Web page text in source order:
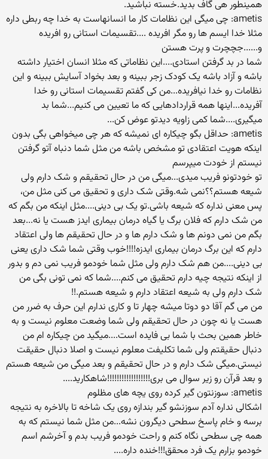
همینطور هی گاف بدید.خسته نباشید.
ametis: چی میگی این نظامات کار ما انسانهاست به خدا چه ربطی داره
مثلا خدا ایسم ها رو مگر افریده ....تقسیمات استانی رو افریده
و......جچچرت و پرت هستن
شما در بد گرفتن استادی....این نظاماتی که مثلا انسان اختیار داشته
باشه و آزاد باشه یک کودک زجر ببینه و بعد بخواد آسایش ببینه و این
نظامات رو خدا نیافریده...من کی گفتم تقسیمات استانی رو خدا
آفریده...اینها همه قراردادهایی که ما تعیین می کنیم...شما بد
میگیری....شما کمی زاویه دیدتو عوض کن...
ametis: حداقل بگو چیکاره ای نمیشه که هر چی میخواهی بگی بدون
اینکه هویت اعتقادی تو مشخص باشه من مثل شما دنباه آتو گرفتن
نیستم از خودت میپرسم
تو خودتونو فریب میدی...میگی من در حال تحقیقم و شک دارم ولی
شیعه هستم؟؟نمی شه.وقتی شک داری و تحقیق می کنی مثل من،
پس معنی نداره که شیعه باشی.تو یک بی دینی....مثل اینکه من بگم که
من شک دارم که فلان برگ یا گیاه درمان بیماری ایدز هست یا نه...بعد
بگم من نمی دونم ها و شک دارم ها و در حال تحقیقم ها ولی اعتقاد
دارم که این برگ درمان بیماری ایدزه!!!!خوب وقتی شما شک داری یعنی
بی دینی....من هم شک دارم ولی مثل شما خودمو فریب نمی دم و بدور
از اینکه نتیجه چیه دارم تحقیق می کنم....شما که نمی تونی بگی من
شک دارم ولی به شیعه اعتقاد دارم و شیعه هستم.!!
من می گم آقا دو دوتا میشه چهار تا و کاری ندارم این حرف به ضرر من
هست یا نه چون در حال تحقیقم ولی شما وضعت معلوم نیست و به
خاطر همین بحث با شما بی فایده است....میگید من چیکاره ام من
دنبال حقیقتم ولی شما تکلیفت معلوم نیست و اصلا دنبال حقیقت
نیستی.میگی شک دارم و در حال تحقیقم و بعد میگی من شیعه هستم
و بعد قرآن رو زیر سوال می بری!!!!!!!!!!!!!!!!!!شاهکارید....
ametis: سوزنتون گیر کرده روی یچه های مظلوم
اشکالی نداره آدم سوزنشو گیر بندازه روی یک شاخه تا بالاخره به نتیجه
برسه و خام پاسخ سطحی دیگرون نشه...من مثل شما نیستم که به
همه چی سطحی نگاه کنم و راحت خودمو فریب بدم و آخرشم اسم
خودمو بزارم یک فرد محقق!!!خنده داره....